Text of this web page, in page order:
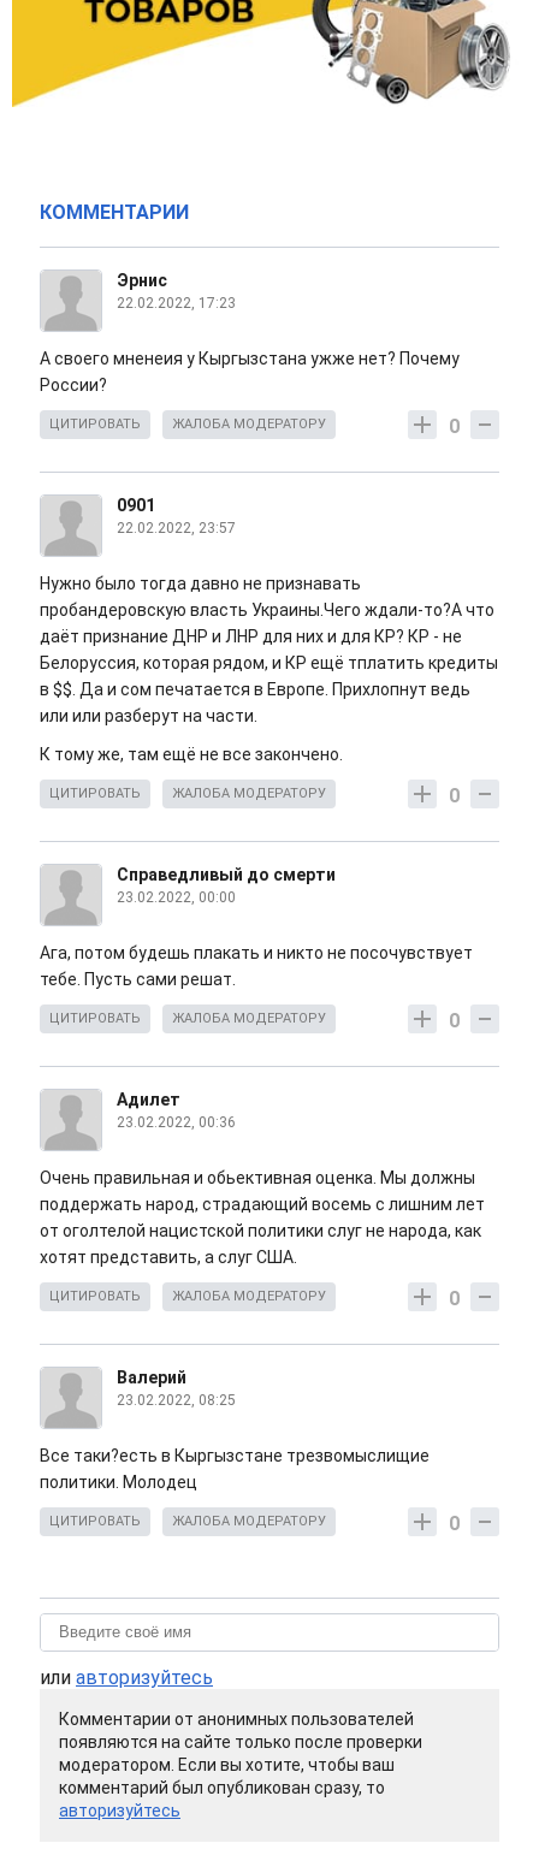
КОММЕНТАРИИ
Эрнис
22.02.2022, 17:23
А своего мненеия у Кыргызстана ужже нет? Почему
России?
0
ЦИТИРОВАТЬ ЖАЛОБА МОДЕРАТОРУ
0901
22.02.2022, 23:57
Нужно было тогда давно не признавать
пробандеровскую власть Украины.Чего ждали-то?А что
даёт признание ДНР и ЛНР для них и для КР? КР - не
Белоруссия, которая рядом, и КР ещё тплатить кредиты
в $$. Да и сом печатается в Европе. Прихлопнут ведь
или или разберут на части.
К тому же, там ещё не все закончено.
0
ЦИТИРОВАТЬ ЖАЛОБА МОДЕРАТОРУ
Справедливый до смерти
23.02.2022, 00:00
Ага, потом будешь плакать и никто не посочувствует
тебе. Пусть сами решат.
0
ЦИТИРОВАТЬ ЖАЛОБА МОДЕРАТОРУ
Адилет
23.02.2022, 00:36
Очень правильная и обьективная оценка. Мы должны
поддержать народ, страдающий восемь с лишним лет
от оголтелой нацистской политики слуг не народа, как
хотят представить, а слуг США.
0
ЦИТИРОВАТЬ ЖАЛОБА МОДЕРАТОРУ
Валерий
23.02.2022, 08:25
Все таки?есть в Кыргызстане трезвомыслищие
политики. Молодец
0
ЦИТИРОВАТЬ ЖАЛОБА МОДЕРАТОРУ
или авторизуйтесь
Комментарии от анонимных пользователей
появляются на сайте только после проверки
модератором. Если вы хотите, чтобы ваш
комментарий был опубликован сразу, то
авторизуйтесь